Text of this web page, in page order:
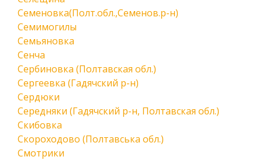
Семеновка(Полт.обл.,Семенов.р-н)
Семимогилы
Семьяновка
Сенча
Сербиновка (Полтавская обл.)
Сергеевка (Гадячский р-н)
Сердюки
Середняки (Гадячский р-н, Полтавская обл.)
Скибовка
Скороходово (Полтавська обл.)
Смотрики